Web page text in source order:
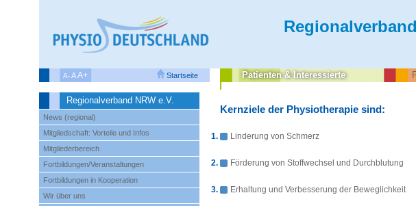
A-A A+ Startseite Patienten‌ & Interessierte
Regionalverband NRW e.V.
News (regional)
Mitgliedschaft: Vorteile und Infos
Mitgliederbereich
Fortbildungen/Veranstaltungen
Fortbildungen in Kooperation
Wir über uns
Kernziele der Physiotherapie sind:
Linderung von Schmerz
Förderung von Stoffwechsel und Durchblutung
Erhaltung und Verbesserung der Beweglichkeit